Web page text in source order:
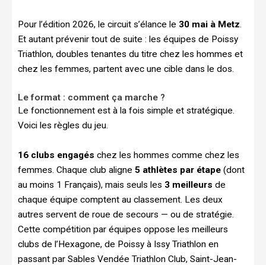
Pour l’édition 2026, le circuit s’élance le 30 mai à Metz.
Et autant prévenir tout de suite : les équipes de Poissy
Triathlon, doubles tenantes du titre chez les hommes et
chez les femmes, partent avec une cible dans le dos.
Le format : comment ça marche ?
Le fonctionnement est à la fois simple et stratégique.
Voici les règles du jeu.
16 clubs engagés chez les hommes comme chez les
femmes. Chaque club aligne 5 athlètes par étape (dont
au moins 1 Français), mais seuls les 3 meilleurs de
chaque équipe comptent au classement. Les deux
autres servent de roue de secours — ou de stratégie.
Cette compétition par équipes oppose les meilleurs
clubs de l’Hexagone, de Poissy à Issy Triathlon en
passant par Sables Vendée Triathlon Club, Saint-Jean-